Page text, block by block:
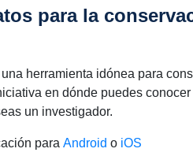
para la
herramienta idónea para
en dónde puedes
un investigador.
paraAndroid o iOS